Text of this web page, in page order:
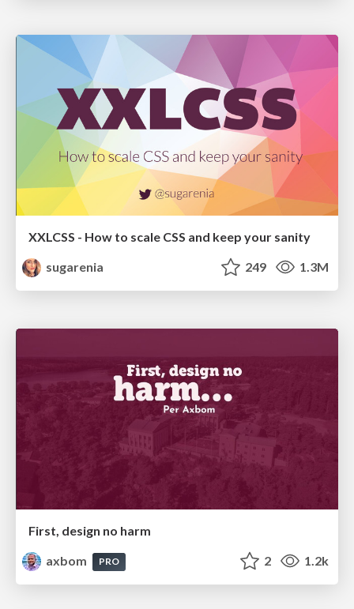
XXLCSS - How to scale CSS and keep your sanity
sugarenia
249 1.3M
First, design no harm
axbom
PRO 2 1.2k